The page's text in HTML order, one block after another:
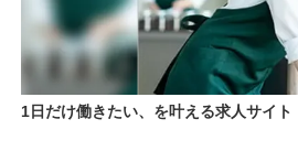
1日だけ働きたい、を叶える求人サイト